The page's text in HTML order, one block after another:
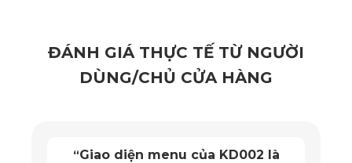
kháng nước
hay vô tình làm đổ đồ uống trong xe. Lớp da PU được xử lý
ĐÁNH GIÁ THỰC TẾ TỪ NGƯỜI
DÙNG/CHỦ CỬA HÀNG
“Giao diện menu của KD002 là